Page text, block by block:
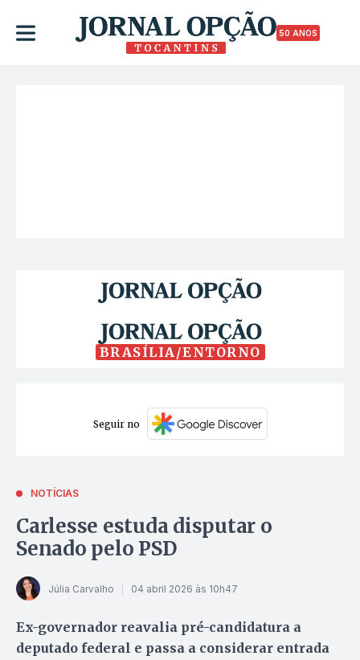
50 ANOS
BRASÍLIA/ENTORNO
Seguir no
NOTÍCIAS
Carlesse estuda disputar o
Senado pelo PSD
Júlia Carvalho 04 abril 2026 às 10h47
Ex-governador reavalia pré-candidatura a
deputado federal e passa a considerar entrada